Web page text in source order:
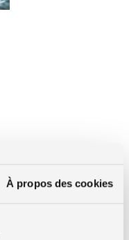
À propos des cookies